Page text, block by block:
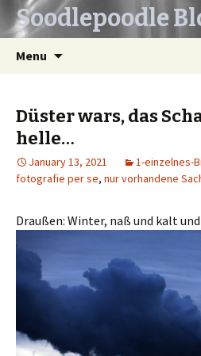
Soodlepoodle
Menu
Düster wars, das
helle…
January 13, 2021 1-einzelnes-
fotografie per se, nur vorhandene
Draußen: Winter, naß und kalt